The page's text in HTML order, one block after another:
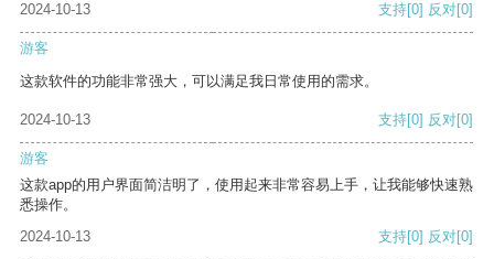
2024-10-13 支持[0] 反对[0]
游客
这款软件的功能非常强大，可以满足我日常使用的需求。
2024-10-13 支持[0] 反对[0]
游客
这款app的用户界面简洁明了，使用起来非常容易上手，让我能够快速熟
悉操作。
2024-10-13
支持[0] 反对[0]